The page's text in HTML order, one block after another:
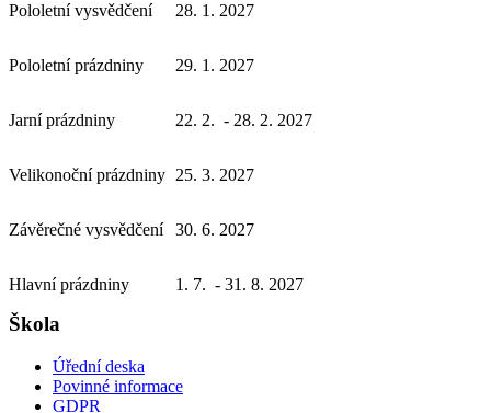
Pololetní vysvědčení 28. 1. 2027
Pololetní prázdniny 29. 1. 2027
Jarní prázdniny 22. 2. - 28. 2. 2027
Velikonoční prázdniny 25. 3. 2027
Závěrečné vysvědčení 30. 6. 2027
Hlavní prázdniny 1. 7. - 31. 8. 2027
Škola
Úřední deska
Povinné informace
GDPR